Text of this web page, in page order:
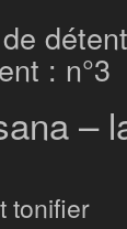
: n°3
–
tonifier